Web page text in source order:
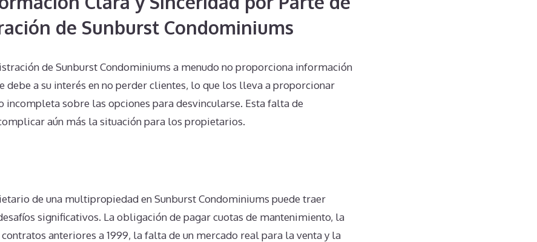
de Sunburst Condominiums
de Sunburst Condominiums a menudo no proporciona información
debe a su interés en no perder clientes, lo que los lleva a proporcionar
incompleta sobre las opciones para desvincularse. Esta falta de
aún más la situación para los propietarios.
de una multipropiedad en Sunburst Condominiums puede traer
significativos. La obligación de pagar cuotas de mantenimiento, la
anteriores a 1999, la falta de un mercado real para la venta y la